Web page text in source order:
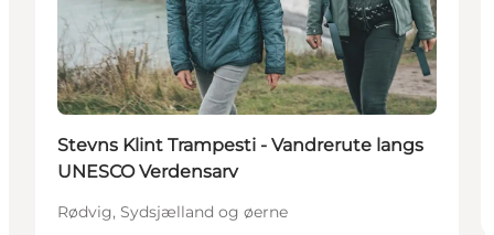
Stevns Klint Trampesti - Vandrerute langs
UNESCO Verdensarv
Rødvig, Sydsjælland og øerne